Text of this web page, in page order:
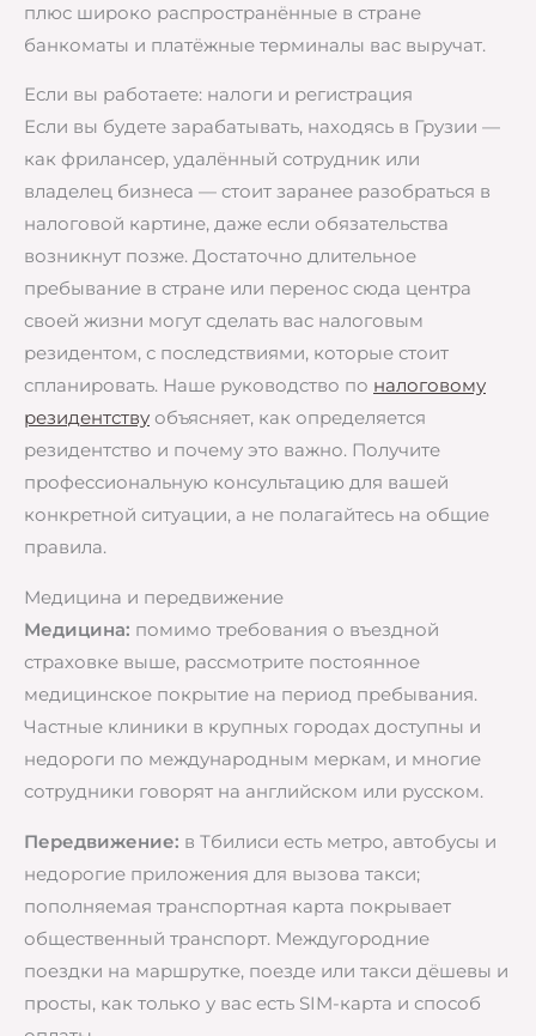
плюс широко распространённые в стране
банкоматы и платёжные терминалы вас выручат.
Если вы работаете: налоги и регистрация
Если вы будете зарабатывать, находясь в Грузии —
как фрилансер, удалённый сотрудник или
владелец бизнеса — стоит заранее разобраться в
налоговой картине, даже если обязательства
возникнут позже. Достаточно длительное
пребывание в стране или перенос сюда центра
своей жизни могут сделать вас налоговым
резидентом, с последствиями, которые стоит
спланировать. Наше руководство по налоговому
резидентству объясняет, как определяется
резидентство и почему это важно. Получите
профессиональную консультацию для вашей
конкретной ситуации, а не полагайтесь на общие
правила.
Медицина и передвижение
Медицина: помимо требования о въездной
страховке выше, рассмотрите постоянное
медицинское покрытие на период пребывания.
Частные клиники в крупных городах доступны и
недороги по международным меркам, и многие
сотрудники говорят на английском или русском.
Передвижение: в Тбилиси есть метро, автобусы и
недорогие приложения для вызова такси;
пополняемая транспортная карта покрывает
общественный транспорт. Междугородние
поездки на маршрутке, поезде или такси дёшевы и
просты, как только у вас есть SIM-карта и способ